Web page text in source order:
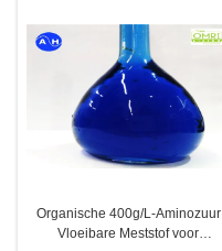
Organische 400g/L-Aminozuur
Vloeibare Meststof voor